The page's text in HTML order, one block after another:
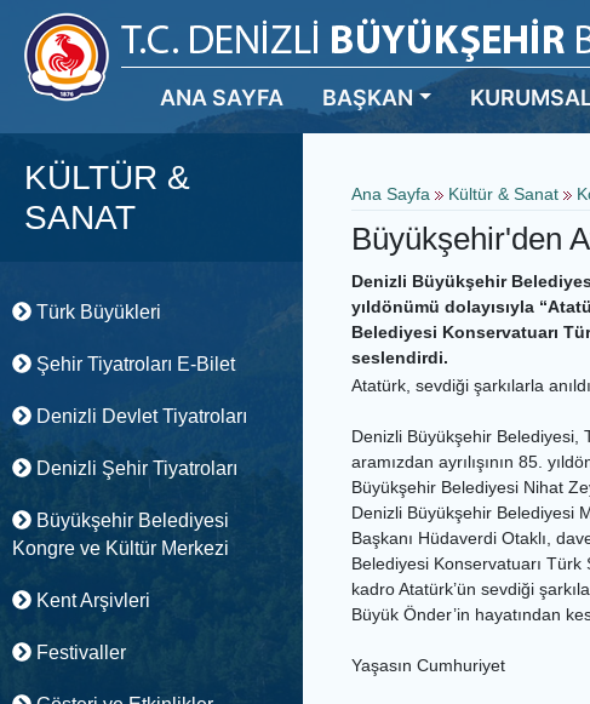
ANA SAYFA BAŞKAN
KÜLTÜR &
SANAT
Türk Büyükleri
Şehir Tiyatroları E-Bilet
Denizli Devlet Tiyatroları
Denizli Şehir Tiyatroları
Büyükşehir Belediyesi
Kongre ve Kültür Merkezi
Kent Arşivleri
Festivaller
Ana Sayfa Kültür & Sanat
Büyükşehir'den
Denizli Büyükşehir
yıldönümü dolayısıyla
Belediyesi Konservatuarı
seslendirdi.
Atatürk, sevdiği şarkılarla anıldı
Denizli Büyükşehir Belediyesi,
aramızdan ayrılışının 85.
Büyükşehir Belediyesi Nihat
Denizli Büyükşehir Belediyesi
Başkanı Hüdaverdi Otaklı,
Belediyesi Konservatuarı
kadro Atatürk’ün sevdiği
Büyük Önder’in hayatından
Yaşasın Cumhuriyet